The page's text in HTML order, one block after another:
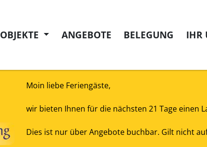
ANGEBOTE BELEGUNG IHR
Moin liebe Feriengäste,
wir bieten Ihnen für die nächsten 21 Tage einen
Dies ist nur über Angebote buchbar. Gilt nicht